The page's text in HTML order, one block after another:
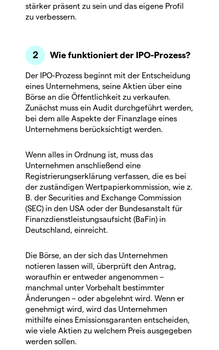
stärker präsent zu sein und das eigene Profil
zu verbessern.
Wie funktioniert der IPO-Prozess?
Der IPO-Prozess beginnt mit der Entscheidung
eines Unternehmens, seine Aktien über eine
Börse an die Öffentlichkeit zu verkaufen.
Zunächst muss ein Audit durchgeführt werden,
bei dem alle Aspekte der Finanzlage eines
Unternehmens berücksichtigt werden.
Wenn alles in Ordnung ist, muss das
Unternehmen anschließend eine
Registrierungserklärung verfassen, die es bei
der zuständigen Wertpapierkommission, wie z.
B. der Securities and Exchange Commission
(SEC) in den USA oder der Bundesanstalt für
Finanzdienstleistungsaufsicht (BaFin) in
Deutschland, einreicht.
Die Börse, an der sich das Unternehmen
notieren lassen will, überprüft den Antrag,
woraufhin er entweder angenommen –
manchmal unter Vorbehalt bestimmter
Änderungen – oder abgelehnt wird. Wenn er
genehmigt wird, wird das Unternehmen
mithilfe eines Emissionsgaranten entscheiden,
wie viele Aktien zu welchem Preis ausgegeben
werden sollen.